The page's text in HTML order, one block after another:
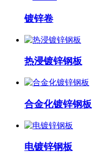
镀锌卷
热浸镀锌钢板
合金化镀锌钢板
电镀锌钢板